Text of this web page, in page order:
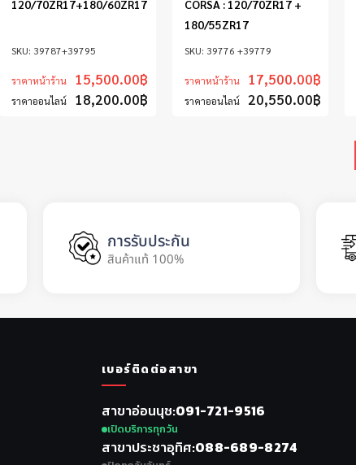
39787+39795
120/70ZR17+180/60ZR17
ราคาหน้าร้าน 15,500.00฿
ราคาออนไลน์ 18,200.00฿
39776 +39779
CORSA : 120/70ZR17 +
180/55ZR17
ราคาหน้าร้าน 17,500.00฿
ราคาออนไลน์ 20,550.00฿
การรับประกัน
สินค้าแท้ 100%
เบอร์ติดต่อสาขา
สาขาอ่อนนุช 091-721-9516
เปิดบริการทุกวัน
สาขาประชาอุทิศ 088-689-8274